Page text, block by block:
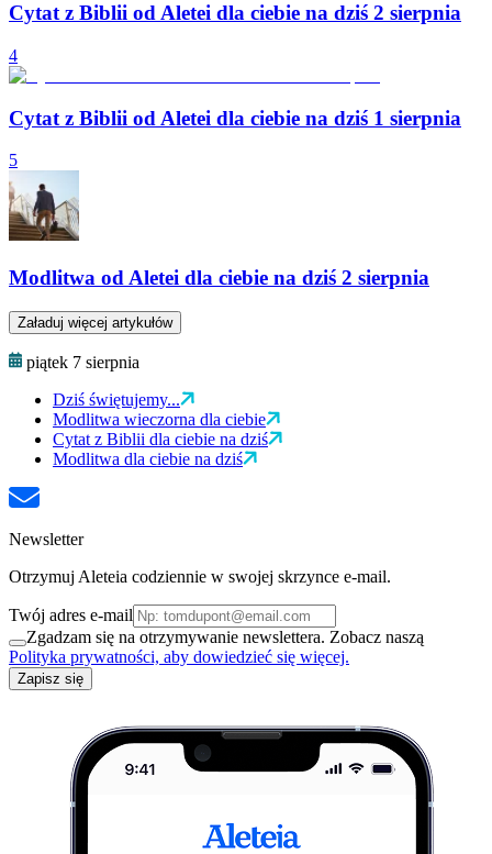
Cytat z Biblii od Aletei dla ciebie na dziś 2 sierpnia
4
Cytat z Biblii od Aletei dla ciebie na dziś 1 sierpnia
5
Modlitwa od Aletei dla ciebie na dziś 2 sierpnia
Załaduj więcej artykułów
piątek 7 sierpnia
Dziś świętujemy...
Modlitwa wieczorna dla ciebie
Cytat z Biblii dla ciebie na dziś
Modlitwa dla ciebie na dziś
Newsletter
Otrzymuj Aleteia codziennie w swojej skrzynce e-mail.
Twój adres e-mail
Zgadzam się na otrzymywanie newslettera. Zobacz naszą
Polityka prywatności, aby dowiedzieć się więcej.
Zapisz się